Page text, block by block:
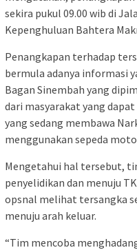
sekira pukul 09.00 wib di
Kepenghuluan Bahtera
Penangkapan terhadap
bermula adanya informasi
Bagan Sinembah yang
dari masyarakat yang
yang sedang membawa
menggunakan sepeda
Mengetahui hal tersebut,
penyelidikan dan menuju
opsnal melihat tersangka
menuju arah keluar.
“Tim mencoba